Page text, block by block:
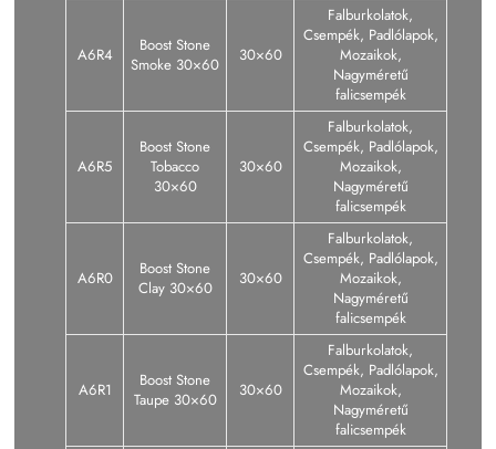
A6R4
Boost Stone
Smoke 30×60
30×60
Falburkolatok,
Csempék, Padlólapok,
Mozaikok,
Nagyméretű
falicsempék
A6R5
Boost Stone
Tobacco
30×60
30×60
Falburkolatok,
Csempék, Padlólapok,
Mozaikok,
Nagyméretű
falicsempék
A6R0
Boost Stone
Clay 30×60
30×60
Falburkolatok,
Csempék, Padlólapok,
Mozaikok,
Nagyméretű
falicsempék
A6R1
Boost Stone
Taupe 30×60
30×60
Falburkolatok,
Csempék, Padlólapok,
Mozaikok,
Nagyméretű
falicsempék